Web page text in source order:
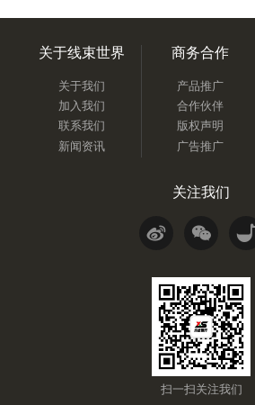
关于线束世界
关于我们
加入我们
联系我们
新闻资讯
商务合作
产品推广
合作伙伴
版权声明
广告推广
关注我们
扫一扫关注我们